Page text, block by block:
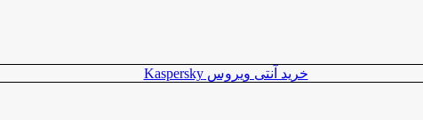
خرید آنتی ویروس Kaspersky